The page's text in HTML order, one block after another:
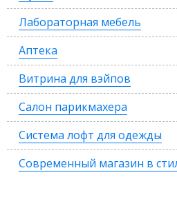
Лабораторная мебель
Аптека
Витрина для вэйпов
Салон парикмахера
Система лофт для одежды
Современный магазин в